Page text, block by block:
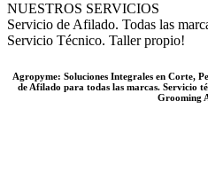
NUESTROS SERVICIOS
Servicio de Afilado. Todas las
Servicio Técnico. Taller propio!
Agropyme: Soluciones Integrales en Corte,
de Afilado para todas las marcas. Servicio
Grooming